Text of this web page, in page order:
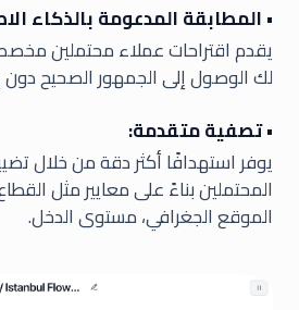
• المطابقة المدعومة بالذكاء
يقدم اقتراحات عملاء محتملين
لك الوصول إلى الجمهور الصحيح
• تصفية متقدمة:
يوفر استهدافًا أكثر دقة من خلال
المحتملين بناءً على معايير مثل
الموقع الجغرافي، مستوى الدخل.